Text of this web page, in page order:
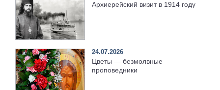
Архиерейский визит в 1914 году
24.07.2026
Цветы — безмолвные
проповедники